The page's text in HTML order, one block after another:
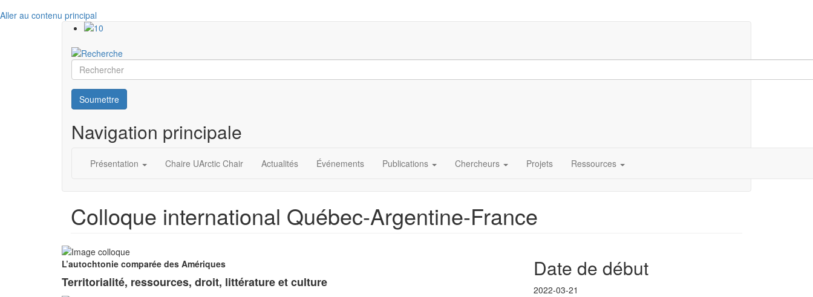
Aller au contenu principal
Rechercher
Soumettre
Navigation principale
Présentation Chaire UArctic Chair Actualités Événements Publications Chercheurs Projets Ressources
Colloque international Québec-Argentine-France
L’autochtonie comparée des Amériques
Territorialité, ressources, droit, littérature et culture
Date de début
2022-03-21